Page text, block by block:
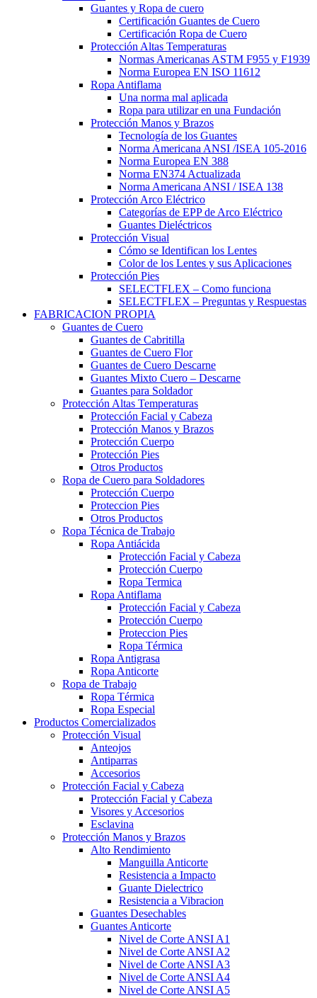
Guantes y Ropa de cuero
Certificación Guantes de Cuero
Certificación Ropa de Cuero
Protección Altas Temperaturas
Normas Americanas ASTM F955 y F1939
Norma Europea EN ISO 11612
Ropa Antiflama
Una norma mal aplicada
Ropa para utilizar en una Fundación
Protección Manos y Brazos
Tecnología de los Guantes
Norma Americana ANSI /ISEA 105-2016
Norma Europea EN 388
Norma EN374 Actualizada
Norma Americana ANSI / ISEA 138
Protección Arco Eléctrico
Categorías de EPP de Arco Eléctrico
Guantes Dieléctricos
Protección Visual
Cómo se Identifican los Lentes
Color de los Lentes y sus Aplicaciones
Protección Pies
SELECTFLEX – Como funciona
SELECTFLEX – Preguntas y Respuestas
FABRICACION PROPIA
Guantes de Cuero
Guantes de Cabritilla
Guantes de Cuero Flor
Guantes de Cuero Descarne
Guantes Mixto Cuero – Descarne
Guantes para Soldador
Protección Altas Temperaturas
Protección Facial y Cabeza
Protección Manos y Brazos
Protección Cuerpo
Protección Pies
Otros Productos
Ropa de Cuero para Soldadores
Protección Cuerpo
Proteccion Pies
Otros Productos
Ropa Técnica de Trabajo
Ropa Antiácida
Protección Facial y Cabeza
Protección Cuerpo
Ropa Termica
Ropa Antiflama
Protección Facial y Cabeza
Protección Cuerpo
Proteccion Pies
Ropa Térmica
Ropa Antigrasa
Ropa Anticorte
Ropa de Trabajo
Ropa Térmica
Ropa Especial
Productos Comercializados
Protección Visual
Anteojos
Antiparras
Accesorios
Protección Facial y Cabeza
Protección Facial y Cabeza
Visores y Accesorios
Esclavina
Protección Manos y Brazos
Alto Rendimiento
Manguilla Anticorte
Resistencia a Impacto
Guante Dielectrico
Resistencia a Vibracion
Guantes Desechables
Guantes Anticorte
Nivel de Corte ANSI A1
Nivel de Corte ANSI A2
Nivel de Corte ANSI A3
Nivel de Corte ANSI A4
Nivel de Corte ANSI A5